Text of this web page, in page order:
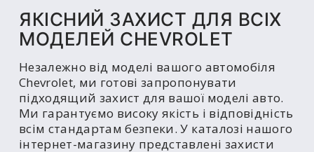
ЯКІСНИЙ ЗАХИСТ ДЛЯ ВСІХ
МОДЕЛЕЙ CHEVROLET
Незалежно від моделі вашого автомобіля
Chevrolet, ми готові запропонувати
підходящий захист для вашої моделі авто.
Ми гарантуємо високу якість і відповідність
всім стандартам безпеки. У каталозі нашого
інтернет-магазину представлені захисти